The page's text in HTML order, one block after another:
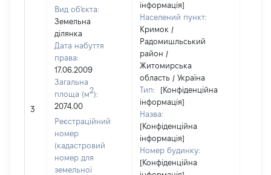
3
Вид об'єкта:
Земельна
ділянка
Дата набуття
права:
17.06.2009
Загальна
площа (м2):
2074.00
Реєстраційний
номер
(кадастровий
номер для
земельної
інформація]
Населений пункт:
Кримок /
Радомишльський
район /
Житомирська
область / Україна
Тип:
[Конфіденційна
інформація]
Назва:
[Конфіденційна
інформація]
Номер будинку:
[Конфіденційна